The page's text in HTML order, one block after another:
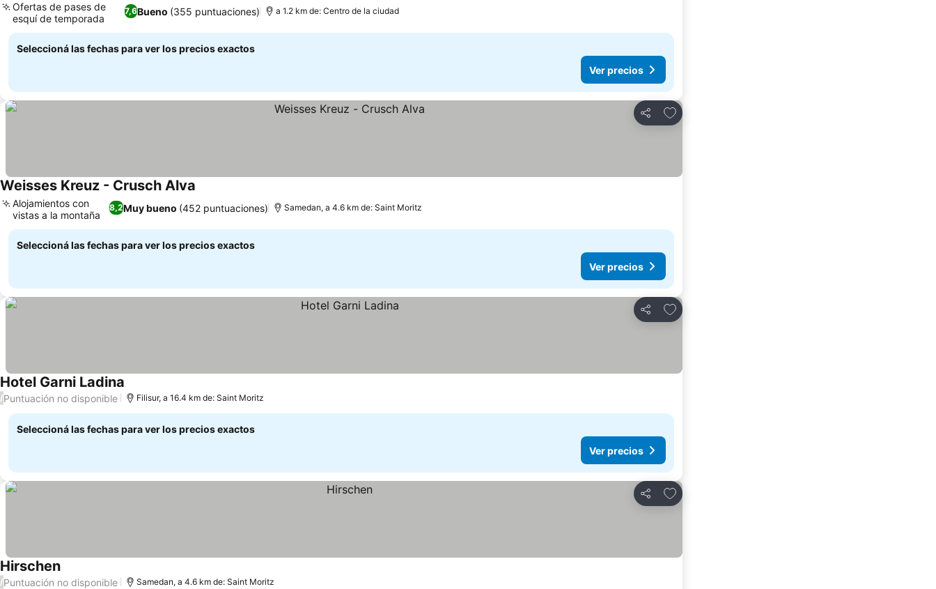
7,6Bueno (355 puntuaciones)
Ofertas de pases de
esquí de temporada
a 1.2 km de: Centro de la ciudad
Seleccioná las fechas para ver los precios exactos
Ver precios
Compartir
Añadir a favoritos
Weisses Kreuz - Crusch Alva
8,2Muy bueno (452 puntuaciones)
Alojamientos con
vistas a la montaña
Samedan, a 4.6 km de: Saint Moritz
Seleccioná las fechas para ver los precios exactos
Ver precios
Compartir
Añadir a favoritos
Hotel Garni Ladina Ver precios
/Puntuación no disponible Filisur, a 16.4 km de: Saint Moritz
Seleccioná las fechas para ver los precios exactos
Ver precios
Compartir
Añadir a favoritos
HirschenVer precios
/Puntuación no disponible Samedan, a 4.6 km de: Saint Moritz